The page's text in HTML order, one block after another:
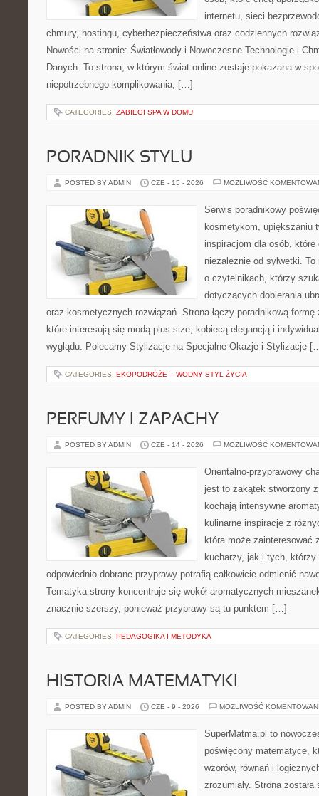
internetu, sieci
chmury, hostingu, cyberbezpieczeństwa oraz codziennych
Nowości na stronie: Światłowody i Nowoczesne Technologie i
Danych. To strona, w którym świat online zostaje pokazana w
niepotrzebnego komplikowania, […]
CATEGORIES: ZABIEGI SPA W DOMU
PORADNIK STYLU
POSTED BY ADMIN CZE - 15 - 2026 MOŻLIWOŚĆ
Serwis poradnikowy
kosmetykom, upiększaniu
inspiracjom dla osób,
niezależnie od sylwetki.
o czytelnikach, którzy
dotyczących dobierania
oraz kosmetycznych rozwiązań. Strona łączy poradnikową
które interesują się modą plus size, kobiecą elegancją i
wyglądu. Polecamy Stylizacje na Specjalne Okazje i Stylizacje
CATEGORIES: EKOPODRÓŻE – WODNY STYL ŻYCIA
PERFUMY I ZAPACHY
POSTED BY ADMIN CZE - 14 - 2026 MOŻLIWOŚĆ
Orientalno-przyprawowy
jest to zakątek stworzony
kochają intensywne
kulinarne inspiracje z
która może zainteresować
kucharzy, jak i tych, którzy
odpowiednio dobrane przyprawy potrafią całkowicie odmienić
Tematyka strony koncentruje się wokół aromatycznych
znacznie szerszy, ponieważ przyprawy są tu punktem […]
CATEGORIES: PEDAGOGIKA I METODYKA
HISTORIA MATEMATYKI
POSTED BY ADMIN CZE - 9 - 2026 MOŻLIWOŚĆ
SuperMatma.pl to
poświęcony matematyce,
wzorów, równań i
zrozumiały. Strona